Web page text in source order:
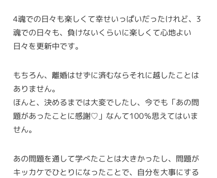
4魂での日々も楽しくて幸せいっぱいだったけれど、3
魂での日々も、負けないくらいに楽しくて心地よい
日々を更新中です。
もちろん、離婚はせずに済むならそれに越したことは
ありません。
ほんと、決めるまでは大変でしたし、今でも「あの問
題があったことに感謝♡」なんて100％思えてはいま
せん。
あの問題を通して学べたことは大きかったし、問題が
キッカケでひとりになったことで、自分を大事にする